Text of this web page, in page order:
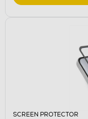
SCREEN PROTECTOR